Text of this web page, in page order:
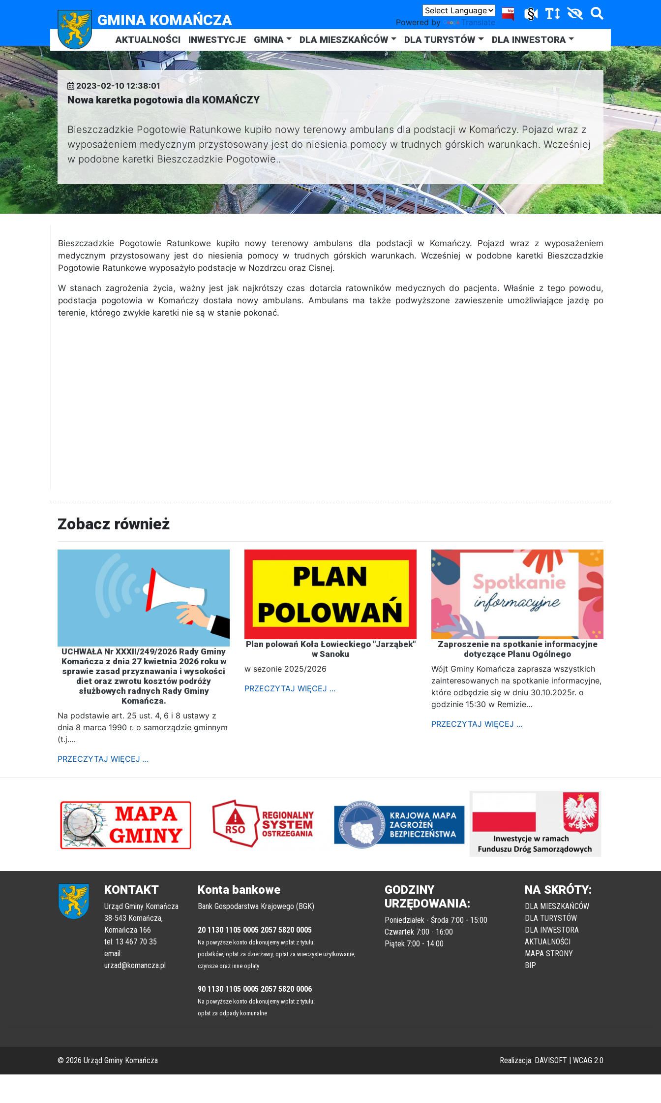
Powered by Translate
GMINA KOMAŃCZA
AKTUALNOŚCI INWESTYCJE GMINA DLA MIESZKAŃCÓW DLA TURYSTÓW DLA INWESTORA
2023-02-10 12:38:01
Nowa karetka pogotowia dla KOMAŃCZY
Bieszczadzkie Pogotowie Ratunkowe kupiło nowy terenowy ambulans dla podstacji w Komańczy. Pojazd wraz z
wyposażeniem medycznym przystosowany jest do niesienia pomocy w trudnych górskich warunkach. Wcześniej
w podobne karetki Bieszczadzkie Pogotowie..
Bieszczadzkie Pogotowie Ratunkowe kupiło nowy terenowy ambulans dla podstacji w Komańczy. Pojazd wraz z wyposażeniem
medycznym przystosowany jest do niesienia pomocy w trudnych górskich warunkach. Wcześniej w podobne karetki Bieszczadzkie
Pogotowie Ratunkowe wyposażyło podstacje w Nozdrzcu oraz Cisnej.
W stanach zagrożenia życia, ważny jest jak najkrótszy czas dotarcia ratowników medycznych do pacjenta. Właśnie z tego powodu,
podstacja pogotowia w Komańczy dostała nowy ambulans. Ambulans ma także podwyższone zawieszenie umożliwiające jazdę po
terenie, którego zwykłe karetki nie są w stanie pokonać.
Zobacz również
UCHWAŁA Nr XXXII/249/2026 Rady Gminy
Komańcza z dnia 27 kwietnia 2026 roku w
sprawie zasad przyznawania i wysokości
diet oraz zwrotu kosztów podróży
służbowych radnych Rady Gminy
Komańcza.
Na podstawie art. 25 ust. 4, 6 i 8 ustawy z
dnia 8 marca 1990 r. o samorządzie gminnym
(t.j.…
PRZECZYTAJ WIĘCEJ ...
Plan polowań Koła Łowieckiego "Jarząbek"
w Sanoku
w sezonie 2025/2026
PRZECZYTAJ WIĘCEJ ...
Zaproszenie na spotkanie informacyjne
dotyczące Planu Ogólnego
Wójt Gminy Komańcza zaprasza wszystkich
zainteresowanych na spotkanie informacyjne,
które odbędzie się w dniu 30.10.2025r. o
godzinie 15:30 w Remizie…
PRZECZYTAJ WIĘCEJ ...
poprzednii Następny
KONTAKT
Urząd Gminy Komańcza
38-543 Komańcza,
Komańcza 166
tel: 13 467 70 35
email:
urzad@komancza.pl
Konta bankowe
Bank Gospodarstwa Krajowego (BGK)
20 1130 1105 0005 2057 5820 0005
Na powyższe konto dokonujemy wpłat z tytułu:
podatków, opłat za dzierżawy, opłat za wieczyste użytkowanie,
czynsze oraz inne opłaty
90 1130 1105 0005 2057 5820 0006
Na powyższe konto dokonujemy wpłat z tytułu:
opłat za odpady komunalne
GODZINY
URZĘDOWANIA:
Poniedziałek - Środa 7:00 - 15:00
Czwartek 7:00 - 16:00
Piątek 7:00 - 14:00
NA SKRÓTY:
DLA MIESZKAŃCÓW
DLA TURYSTÓW
DLA INWESTORA
AKTUALNOŚCI
MAPA STRONY
BIP
© 2026 Urząd Gminy Komańcza Realizacja: DAVISOFT | WCAG 2.0